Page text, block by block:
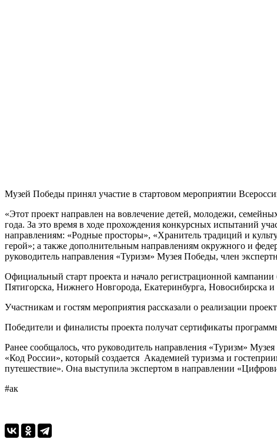
Музей Победы принял участие в стартовом мероприятии
«Этот проект направлен на вовлечение детей, молодежи,
года. За это время в ходе прохождения конкурсных испытаний
направлениям: «Родные просторы», «Хранитель традиций и
герой»; а также дополнительным направлениям окружного и
руководитель направления «Туризм» Музея Победы, член
Официальный старт проекта и начало регистрационной
Пятигорска, Нижнего Новгорода, Екатеринбурга, Новосибирска и
Участникам и гостям мероприятия рассказали о реализации
Победители и финалисты проекта получат сертификаты
Ранее сообщалось, что руководитель направления «Туризм»
«Код России», который создается Академией туризма и
путешествие». Она выступила экспертом в направлении
#ак